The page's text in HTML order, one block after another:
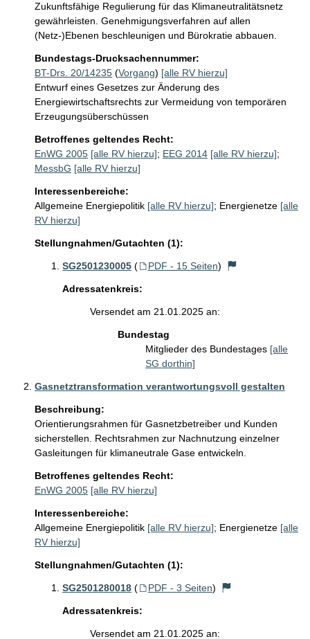
Zukunftsfähige Regulierung für das Klimaneutralitätsnetz
gewährleisten. Genehmigungsverfahren auf allen
(Netz-)Ebenen beschleunigen und Bürokratie abbauen.
Bundestags-Drucksachennummer:
BT-Drs. 20/14235 (Vorgang) [alle RV hierzu]
Entwurf eines Gesetzes zur Änderung des
Energiewirtschaftsrechts zur Vermeidung von temporären
Erzeugungsüberschüssen
Betroffenes geltendes Recht:
EnWG 2005 [alle RV hierzu]; EEG 2014 [alle RV hierzu];
MessbG [alle RV hierzu]
Interessenbereiche:
Allgemeine Energiepolitik [alle RV hierzu]; Energienetze [alle
RV hierzu]
Stellungnahmen/Gutachten (1):
SG2501230005 ( PDF - 15 Seiten)
Adressatenkreis:
Versendet am 21.01.2025 an:
Bundestag
Mitglieder des Bundestages [alle
SG dorthin]
Gasnetztransformation verantwortungsvoll gestalten
Beschreibung:
Orientierungsrahmen für Gasnetzbetreiber und Kunden
sicherstellen. Rechtsrahmen zur Nachnutzung einzelner
Gasleitungen für klimaneutrale Gase entwickeln.
Betroffenes geltendes Recht:
EnWG 2005 [alle RV hierzu]
Interessenbereiche:
Allgemeine Energiepolitik [alle RV hierzu]; Energienetze [alle
RV hierzu]
Stellungnahmen/Gutachten (1):
SG2501280018 ( PDF - 3 Seiten)
Adressatenkreis:
Versendet am 21.01.2025 an: